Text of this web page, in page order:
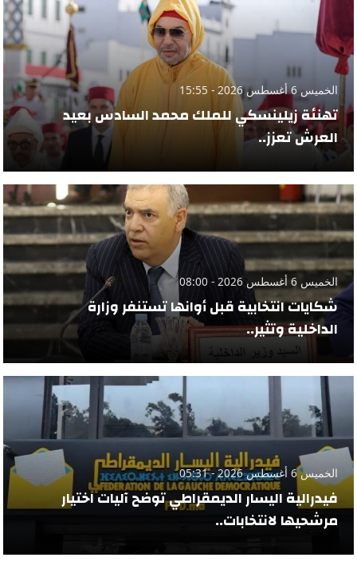
الخميس 6 أغسطس 2026 - 15:55
تهنئة زيلينسكي للملك محمد السادس بعيد
العرش تعزز..
الخميس 6 أغسطس 2026 - 08:00
شكايات انتخابية قبل أوانها تستنفر وزارة
الداخلية وتثير..
الخميس 6 أغسطس 2026 - 05:31
فيدرالية اليسار الديمقراطي توضح آليات اختيار
مرشحيها لانتخابات..